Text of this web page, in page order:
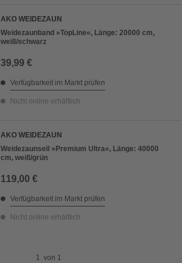
AKO WEIDEZAUN
Weidezaunband »TopLine«, Länge: 20000 cm,
weiß/schwarz
39,99 €
Verfügbarkeit im Markt prüfen
Nicht online erhältlich
AKO WEIDEZAUN
Weidezaunseil »Premium Ultra«, Länge: 40000
cm, weiß/grün
119,00 €
Verfügbarkeit im Markt prüfen
Nicht online erhältlich
1 von 1